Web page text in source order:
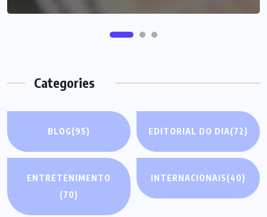
Categories
BLOG(95) EDITORIAL DO DIA(72)
ENTRETENIMENTO
(70)
INTERNACIONAIS(40)